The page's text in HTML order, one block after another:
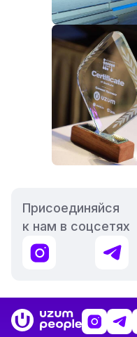
Присоединяйся
к нам в соцсетях
Instagram
Логотип
Uzum